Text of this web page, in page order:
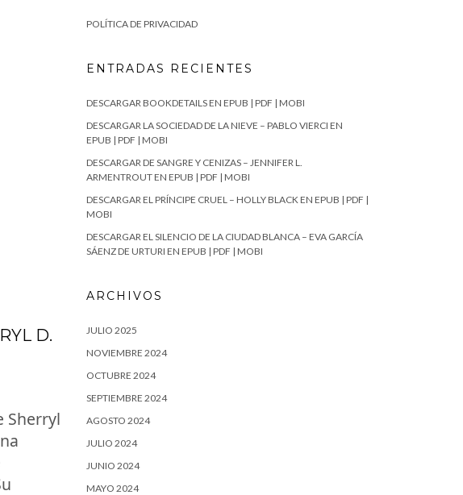
D.
Sherryl
POLÍTICA DE PRIVACIDAD
ENTRADAS RECIENTES
DESCARGAR BOOKDETAILS EN EPUB | PDF | MOBI
DESCARGAR LA SOCIEDAD DE LA NIEVE – PABLO VIERCI EN
EPUB | PDF | MOBI
DESCARGAR DE SANGRE Y CENIZAS – JENNIFER L.
ARMENTROUT EN EPUB | PDF | MOBI
DESCARGAR EL PRÍNCIPE CRUEL – HOLLY BLACK EN EPUB | PDF |
MOBI
DESCARGAR EL SILENCIO DE LA CIUDAD BLANCA – EVA GARCÍA
SÁENZ DE URTURI EN EPUB | PDF | MOBI
ARCHIVOS
JULIO 2025
NOVIEMBRE 2024
OCTUBRE 2024
SEPTIEMBRE 2024
AGOSTO 2024
JULIO 2024
JUNIO 2024
MAYO 2024